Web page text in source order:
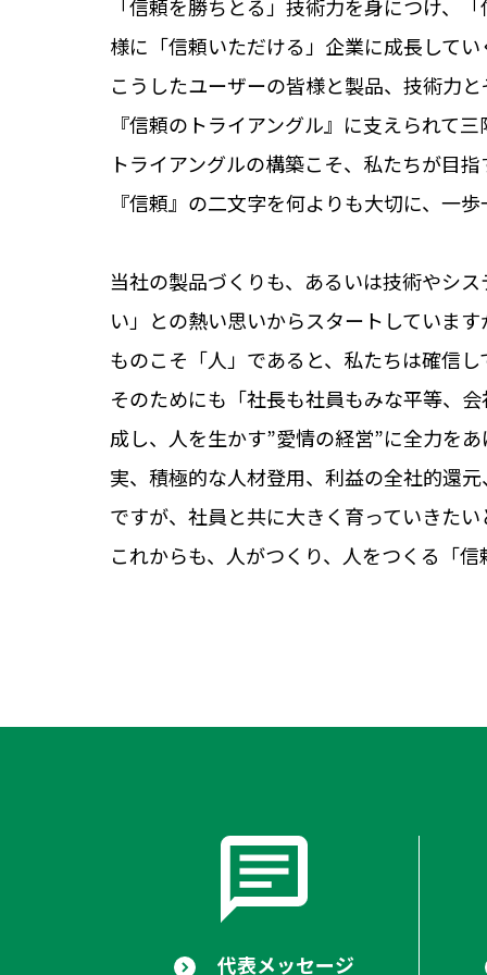
「信頼を勝ちとる」技術力を身につけ、
様に「信頼いただける」企業に成長して
こうしたユーザーの皆様と製品、技術力
『信頼のトライアングル』に支えられて
トライアングルの構築こそ、私たちが目
『信頼』の二文字を何よりも大切に、一
当社の製品づくりも、あるいは技術やシ
い」との熱い思いからスタートしていま
ものこそ「人」であると、私たちは確信し
そのためにも「社長も社員もみな平等、
成し、人を生かす”愛情の経営”に全力を
実、積極的な人材登用、利益の全社的還
ですが、社員と共に大きく育っていきた
これからも、人がつくり、人をつくる「
代表メッセージ